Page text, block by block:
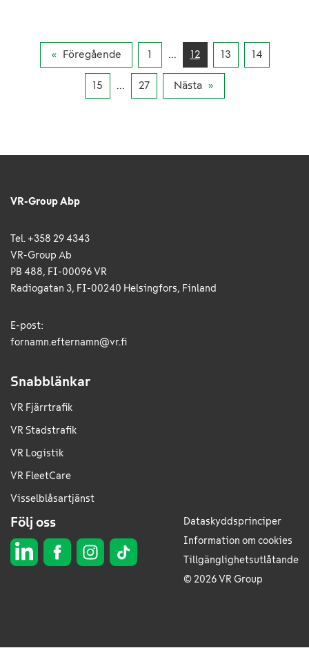
Föregående 1 ... 12 13 14
15 ... 27 Nästa
VR-Group Abp
Tel. +358 29 4343
VR-Group Ab
PB 488, FI-00096 VR
Radiogatan 3, FI-00240 Helsingfors, Finland
E-post:
fornamn.efternamn@vr.fi
Snabblänkar
VR Fjärrtrafik
VR Stadstrafik
VR Logistik
VR FleetCare
Visselblåsartjänst
Följ oss
Dataskyddsprinciper
Information om cookies
Tillgänglighetsutlåtande
© 2026 VR Group